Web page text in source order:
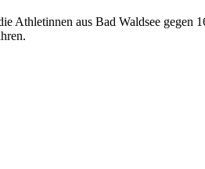
aus Bad Waldsee